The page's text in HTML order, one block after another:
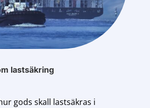
lastsäkring
gods skall lastsäkras i